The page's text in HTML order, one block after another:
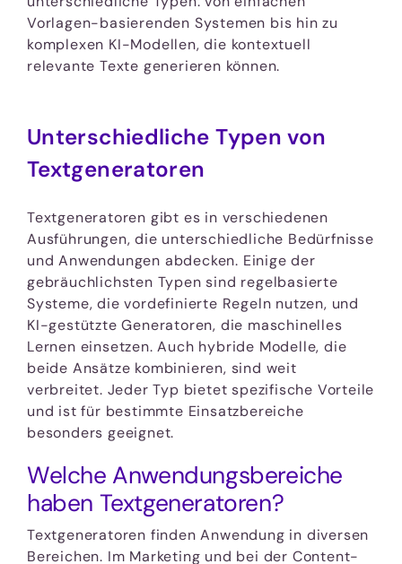
Vorlagen-basierenden Systemen bis hin zu
komplexen KI-Modellen, die kontextuell
relevante Texte generieren können.
Unterschiedliche Typen von
Textgeneratoren
Textgeneratoren gibt es in verschiedenen
Ausführungen, die unterschiedliche Bedürfnisse
und Anwendungen abdecken. Einige der
gebräuchlichsten Typen sind regelbasierte
Systeme, die vordefinierte Regeln nutzen, und
KI-gestützte Generatoren, die maschinelles
Lernen einsetzen. Auch hybride Modelle, die
beide Ansätze kombinieren, sind weit
verbreitet. Jeder Typ bietet spezifische Vorteile
und ist für bestimmte Einsatzbereiche
besonders geeignet.
Welche Anwendungsbereiche
haben Textgeneratoren?
Textgeneratoren finden Anwendung in diversen
Bereichen. Im Marketing und bei der Content-